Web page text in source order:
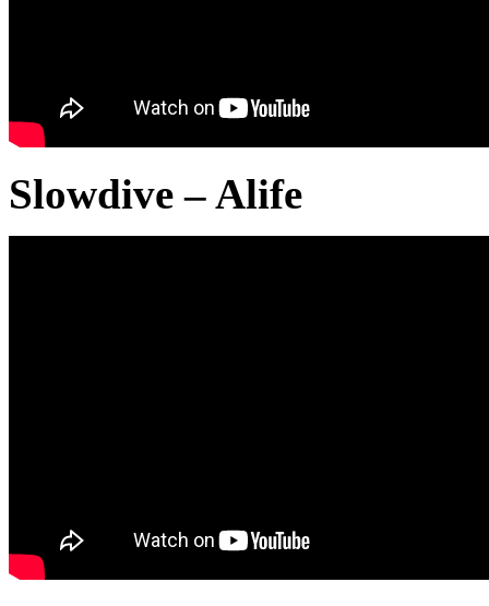
Slowdive – Alife